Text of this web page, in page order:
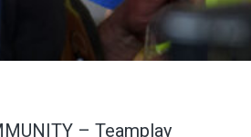
– Teamplay